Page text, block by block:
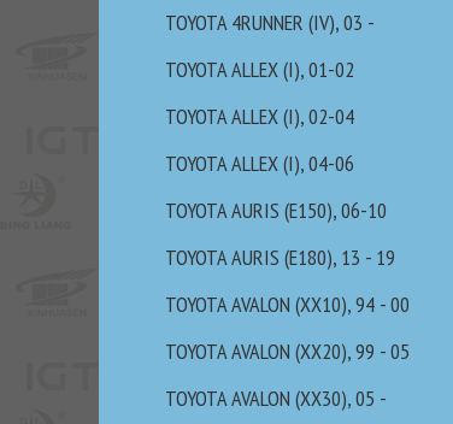
TOYOTA 4RUNNER (IV), 03 -
TOYOTA ALLEX (I), 01-02
TOYOTA ALLEX (I), 02-04
TOYOTA ALLEX (I), 04-06
TOYOTA AURIS (E150), 06-10
TOYOTA AURIS (E180), 13 - 19
TOYOTA AVALON (XX10), 94 - 00
TOYOTA AVALON (XX20), 99 - 05
TOYOTA AVALON (XX30), 05 -